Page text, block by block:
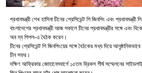
প্রধানমন্ত্রী শেখ হাসিনা চীনের প্রেসিডেন্ট শি জিনপিং এবং
বাংলাদেশের প্রধানমন্ত্রী আজ সকালে চীনের প্রধানমন্ত্রীর সঙ্গে এবং
অব দ্য পিপল-এ বৈঠক করেন।
চীনের প্রেসিডেন্ট শি জিনপিংয়ের সঙ্গে বৈঠকের মধ্য দিয়ে
চীন সফর।
দক্ষিণ আফ্রিকার জোহানেসবার্গে ১৫তম ব্রিকস শীর্ষ সম্মেলনের